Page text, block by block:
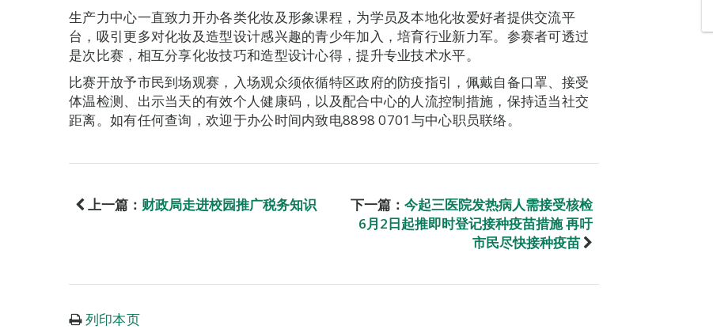
生产力中心一直致力开办各类化妆及形象课程，为学员及本地化妆爱好者提供交流平
台，吸引更多对化妆及造型设计感兴趣的青少年加入，培育行业新力军。参赛者可透过
是次比赛，相互分享化妆技巧和造型设计心得，提升专业技术水平。
比赛开放予市民到场观赛，入场观众须依循特区政府的防疫指引，佩戴自备口罩、接受
体温检测、出示当天的有效个人健康码，以及配合中心的人流控制措施，保持适当社交
距离。如有任何查询，欢迎于办公时间内致电8898 0701与中心职员联络。
上一篇： 财政局走进校园推广税务知识 下一篇： 今起三医院发热病人需接受核检
6月2日起推即时登记接种疫苗措施 再吁
市民尽快接种疫苗
列印本页